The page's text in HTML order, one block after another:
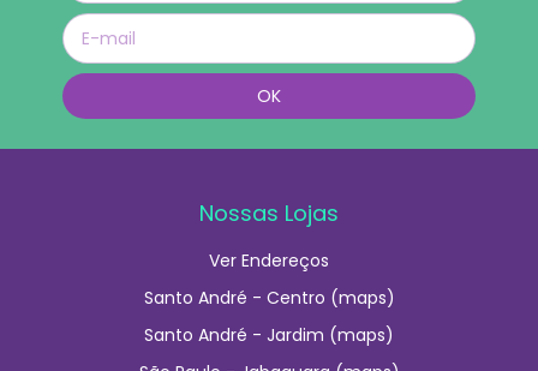
Nossas Lojas
Ver Endereços
Santo André - Centro (maps)
Santo André - Jardim (maps)